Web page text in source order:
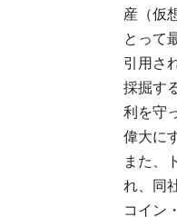
産（仮
とって
引用さ
採掘す
利を守
偉大に
また、
れ、同
コイン